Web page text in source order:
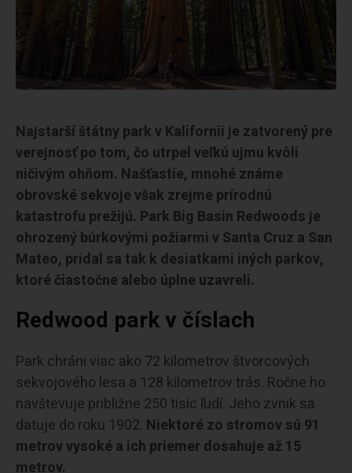
Najstarší štátny park v Kalifornii je zatvorený pre
verejnosť po tom, čo utrpel veľkú ujmu kvôli
ničivým ohňom. Našťastie, mnohé známe
obrovské sekvoje však zrejme prírodnú
katastrofu prežijú. Park Big Basin Redwoods je
ohrozený búrkovými požiarmi v Santa Cruz a San
Mateo, pridal sa tak k desiatkami iných parkov,
ktoré čiastočne alebo úplne uzavreli.
Redwood park v číslach
Park chráni viac ako 72 kilometrov štvorcových
sekvojového lesa a 128 kilometrov trás. Ročne ho
navštevuje približne 250 tisíc ľudí. Jeho zvnik sa
datuje do roku 1902. Niektoré zo stromov sú 91
metrov vysoké a ich priemer dosahuje až 15
metrov.